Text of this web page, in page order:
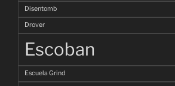
Disentomb
Drover
Escoban
Escuela Grind